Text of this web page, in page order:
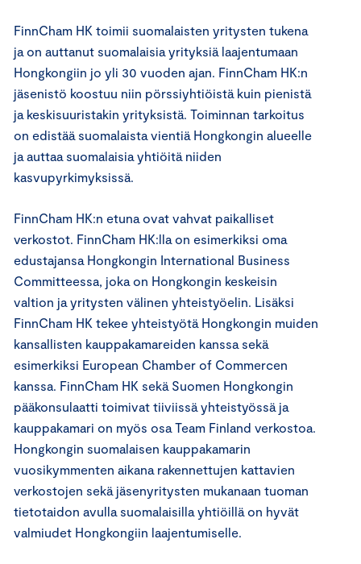
FinnCham HK toimii suomalaisten yritysten tukena
ja on auttanut suomalaisia yrityksiä laajentumaan
Hongkongiin jo yli 30 vuoden ajan. FinnCham HK:n
jäsenistö koostuu niin pörssiyhtiöistä kuin pienistä
ja keskisuuristakin yrityksistä. Toiminnan tarkoitus
on edistää suomalaista vientiä Hongkongin alueelle
ja auttaa suomalaisia yhtiöitä niiden
kasvupyrkimyksissä.
FinnCham HK:n etuna ovat vahvat paikalliset
verkostot. FinnCham HK:lla on esimerkiksi oma
edustajansa Hongkongin International Business
Committeessa, joka on Hongkongin keskeisin
valtion ja yritysten välinen yhteistyöelin. Lisäksi
FinnCham HK tekee yhteistyötä Hongkongin muiden
kansallisten kauppakamareiden kanssa sekä
esimerkiksi European Chamber of Commercen
kanssa. FinnCham HK sekä Suomen Hongkongin
pääkonsulaatti toimivat tiiviissä yhteistyössä ja
kauppakamari on myös osa Team Finland verkostoa.
Hongkongin suomalaisen kauppakamarin
vuosikymmenten aikana rakennettujen kattavien
verkostojen sekä jäsenyritysten mukanaan tuoman
tietotaidon avulla suomalaisilla yhtiöillä on hyvät
valmiudet Hongkongiin laajentumiselle.